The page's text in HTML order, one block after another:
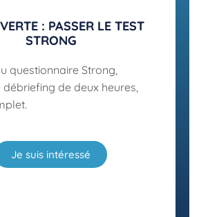
: PASSER LE TEST
STRONG
questionnaire Strong,
débriefing de deux heures,
Je suis intéressé